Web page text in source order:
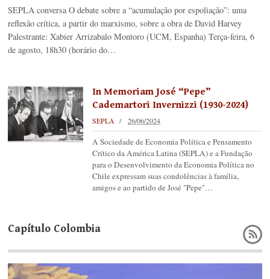
SEPLA conversa O debate sobre a “acumulação por espoliação”: uma
reflexão crítica, a partir do marxismo, sobre a obra de David Harvey
Palestrante: Xabier Arrizabalo Montoro (UCM, Espanha) Terça-feira, 6
de agosto, 18h30 (horário do…
In Memoriam José “Pepe”
Cademartori Invernizzi (1930-2024)
SEPLA 26/06/2024
A Sociedade de Economia Política e Pensamento
Crítico da América Latina (SEPLA) e a Fundação
para o Desenvolvimento da Economia Política no
Chile expressam suas condolências à família,
amigos e ao partido de José "Pepe"…
Capítulo Colombia